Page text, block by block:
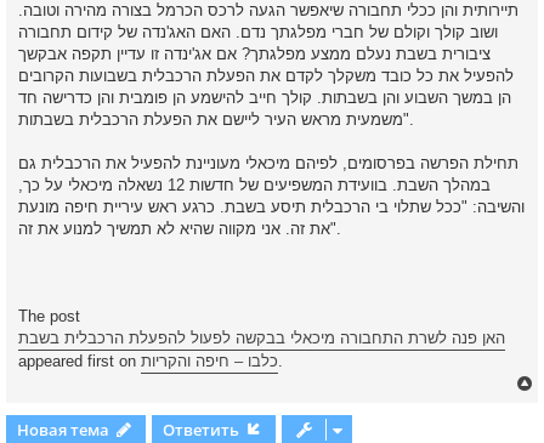
תיירותית והן ככלי תחבורה שיאפשר הגעה לרכס הכרמל בצורה מהירה וטובה.
ושוב קולך וקולם של חברי מפלגתך נדם. האם האג'נדה של קידום תחבורה
ציבורית בשבת נעלם ממצע מפלגתך? אם אג'ינדה זו עדיין תקפה אבקשך
להפעיל את כל כובד משקלך לקדם את הפעלת הרכבלית בשבועות הקרובים
הן במשך השבוע והן בשבתות. קולך חייב להישמע הן פומבית והן כדרישה חד
משמעית מראש העיר ליישם את הפעלת הרכבלית בשבתות".
תחילת הפרשה בפרסומים, לפיהם מיכאלי מעוניינת להפעיל את הרכבלית גם
במהלך השבת. בוועידת המשפיעים של חדשות 12 נשאלה מיכאלי על כך,
והשיבה: "ככל שתלוי בי הרכבלית תיסע בשבת. כרגע ראש עיריית חיפה מונעת
את זה. אני מקווה שהיא לא תמשיך למנוע את זה".
The post
האן פנה לשרת התחבורה מיכאלי בבקשה לפעול להפעלת הרכבלית בשבת
appeared first on כלבו – חיפה והקריות.
Новая тема Ответить